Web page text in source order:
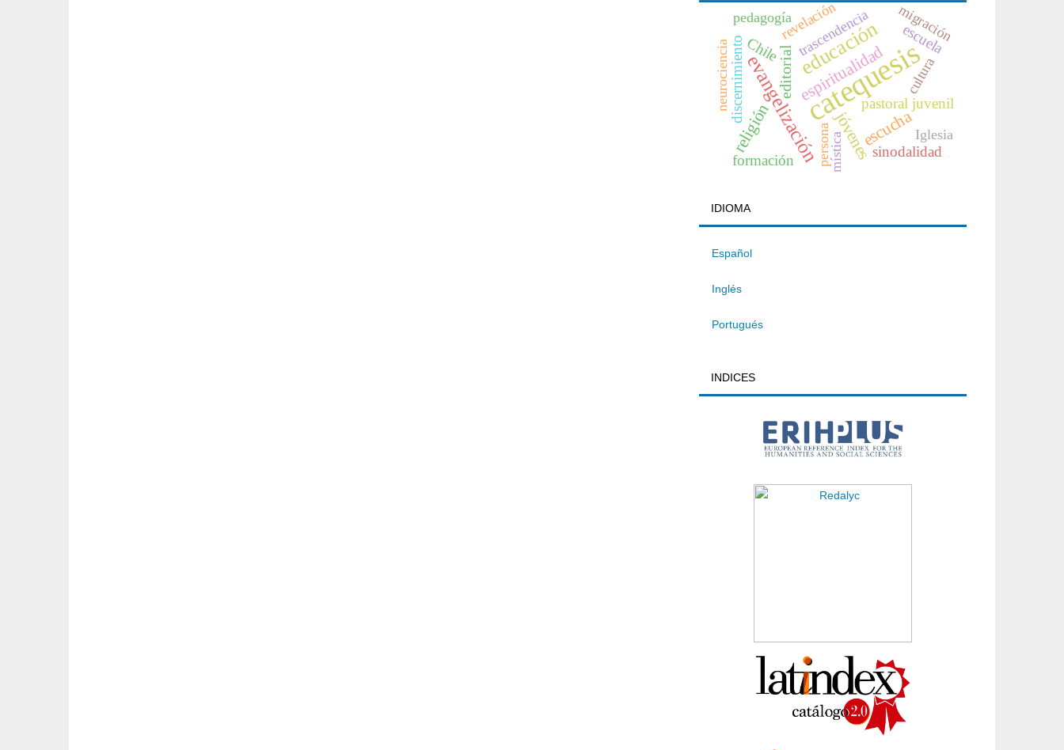
catequesis
educación
evangelización escucha
jóvenes
espiritualidad
religión
editorial
Chile
formación
discernimiento pastoral juvenil
escuela
sinodalidad
trascendencia
neurociencia
migración
cultura
mística
revelación
persona
pedagogía
Iglesia
IDIOMA
Español
Inglés
Portugués
INDICES